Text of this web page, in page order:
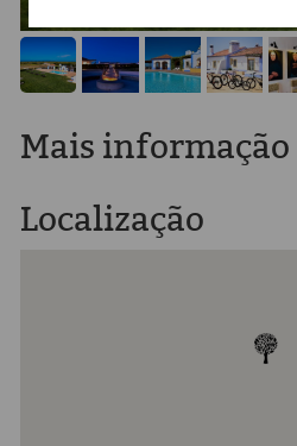
Mais informação
Localização